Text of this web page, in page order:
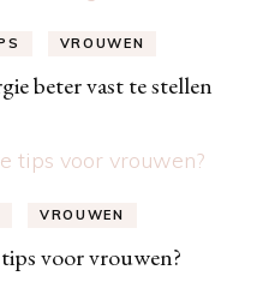
VROUWEN
beter vast te stellen
VROUWEN
voor vrouwen?